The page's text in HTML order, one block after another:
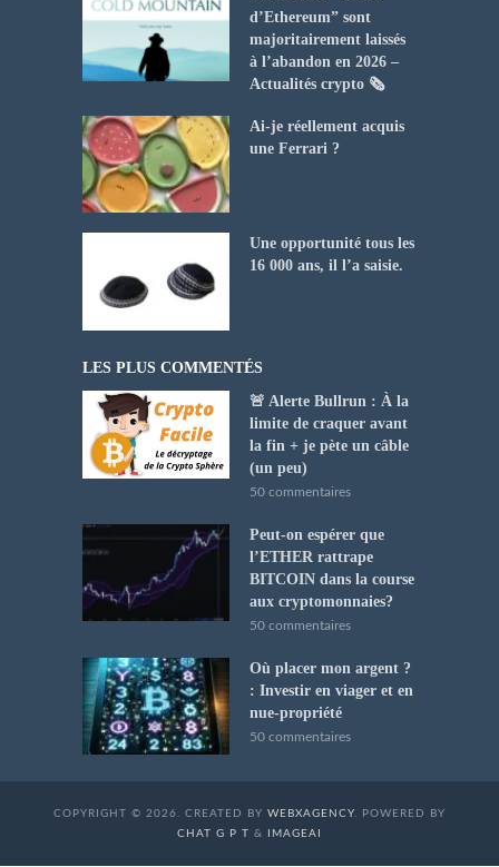
d’Ethereum” sont
majoritairement laissés
à l’abandon en 2026 –
Actualités crypto 🗞️
Ai-je réellement acquis
une Ferrari ?
Une opportunité tous les
16 000 ans, il l’a saisie.
LES PLUS COMMENTÉS
🚨 Alerte Bullrun : À la
limite de craquer avant
la fin + je pète un câble
(un peu)
50 commentaires
Peut-on espérer que
l’ETHER rattrape
BITCOIN dans la course
aux cryptomonnaies?
50 commentaires
Où placer mon argent ?
: Investir en viager et en
nue-propriété
50 commentaires
COPYRIGHT © 2026. CREATED BY WEBXAGENCY. POWERED BY
CHAT G P T & IMAGEAI